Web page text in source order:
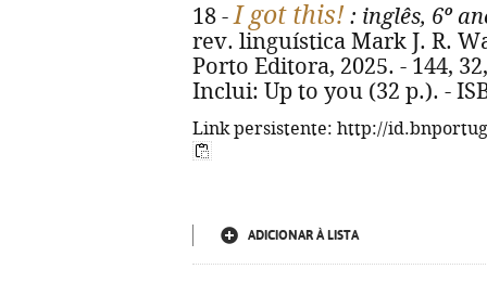
18 -I got this! : inglês, 6º
rev. linguística Mark J. R.
Porto Editora, 2025. - 144,
Inclui: Up to you (32 p.). -
Link persistente: http://
ADICIONAR À LISTA